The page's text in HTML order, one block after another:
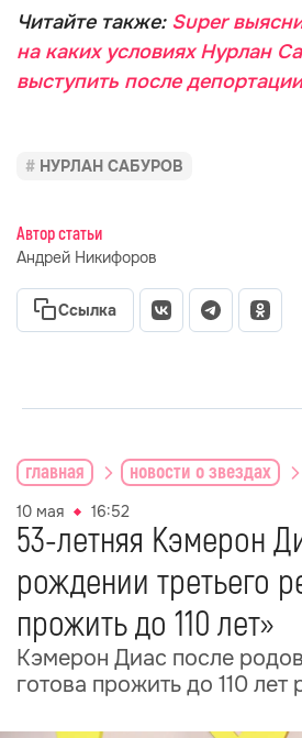
Читайте также: Super
на каких условиях Нурлан
выступить после
НУРЛАН САБУРОВ
Автор статьи
Андрей Никифоров
Ссылка
главная новости о звездах
10 мая 16:52
53-летняя Кэмерон
рождении третьего
прожить до 110 лет»
Кэмерон Диас после
готова прожить до 110 лет